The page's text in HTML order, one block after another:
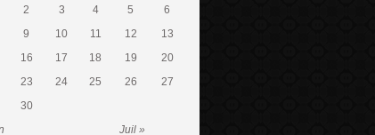
Juil »
2 3 4 5
6
9 10 11 12
13
16 17 18 19
20
23 24 25 26
27
30